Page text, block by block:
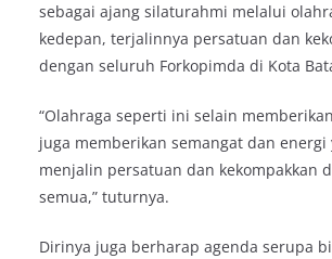
sebagai ajang silaturahmi melalui
kedepan, terjalinnya persatuan dan
dengan seluruh Forkopimda di Kota
“Olahraga seperti ini selain
juga memberikan semangat dan energi
menjalin persatuan dan kekompakkan
semua,” tuturnya.
Dirinya juga berharap agenda serupa